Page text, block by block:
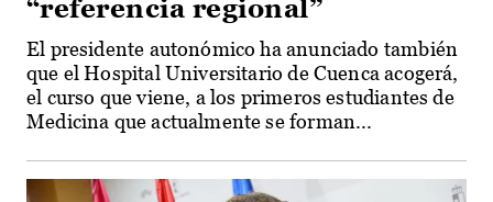
“referencia regional”
El presidente autonómico ha anunciado también
que el Hospital Universitario de Cuenca acogerá,
el curso que viene, a los primeros estudiantes de
Medicina que actualmente se forman...